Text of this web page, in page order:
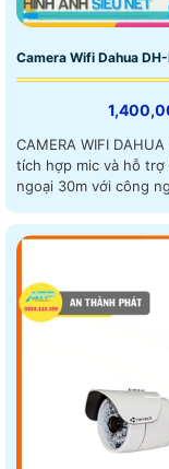
Camera Wifi Dahua
CAMERA WIFI
tích hợp mic và hỗ